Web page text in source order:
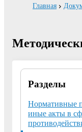
Главная
Разделы
Нормативные
иные акты в